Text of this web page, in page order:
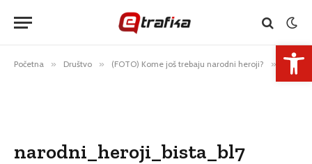
Početna » Društvo » (FOTO) Kome još trebaju narodni heroji? » narodni_heroji_bista_bl7
narodni_heroji_bista_bl7